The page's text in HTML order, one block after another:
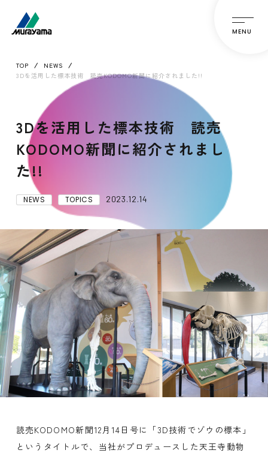
MENU
TOP
NEWS
3Dを活用した標本技術 読売KODOMO新聞に紹介されました!!
3Dを活用した標本技術 読売
KODOMO新聞に紹介されまし
た!!
NEWS TOPICS 2023.12.14
読売KODOMO新聞12月14日号に「3D技術でゾウの標本」
というタイトルで、当社がプロデュースした天王寺動物